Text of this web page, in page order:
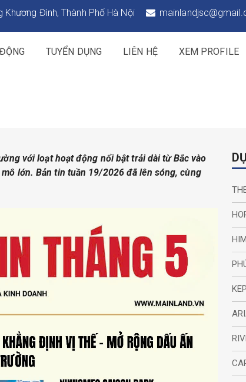
Đình, Thành Phố Hà Nội
TUYỂN DỤNG LIÊN HỆ XEM PROFILE
với loạt hoạt động nổi bật trải dài từ Bắc vào
lớn. Bản tin tuần 19/2026 đã lên sóng, cùng